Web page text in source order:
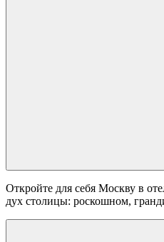
Откройте для себя Москву в
дух столицы: роскошном,